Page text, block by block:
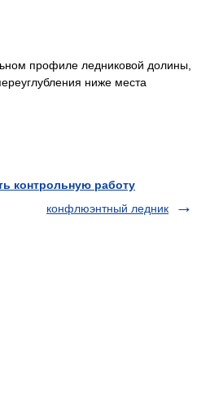
профиле ледниковой долины,
ниже места
контрольную работу
конфлюэнтный ледник